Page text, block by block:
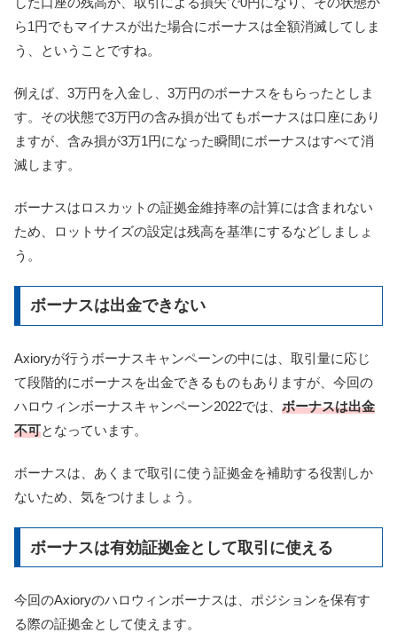
ら1円でもマイナスが出た場合にボーナスは全額消滅してしま
う、ということですね。
例えば、3万円を入金し、3万円のボーナスをもらったとしま
す。その状態で3万円の含み損が出てもボーナスは口座にあり
ますが、含み損が3万1円になった瞬間にボーナスはすべて消
滅します。
ボーナスはロスカットの証拠金維持率の計算には含まれない
ため、ロットサイズの設定は残高を基準にするなどしましょ
う。
ボーナスは出金できない
Axioryが行うボーナスキャンペーンの中には、取引量に応じ
て段階的にボーナスを出金できるものもありますが、今回の
ハロウィンボーナスキャンペーン2022では、 ボーナスは出金
不可となっています。
ボーナスは、あくまで取引に使う証拠金を補助する役割しか
ないため、気をつけましょう。
ボーナスは有効証拠金として取引に使える
今回のAxioryのハロウィンボーナスは、ポジションを保有す
る際の証拠金として使えます。